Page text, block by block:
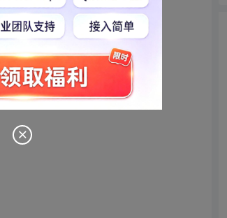
上的text2.text上